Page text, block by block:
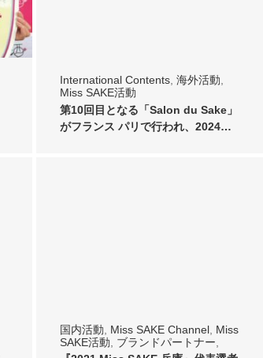
International Contents 海外活動
Miss SAKE活動
第10回目となる「Salon du Sake」
がフランス パリで行われ、2024…
国内活動 Miss SAKE Channel Miss
SAKE活動
ブランドパートナー
News